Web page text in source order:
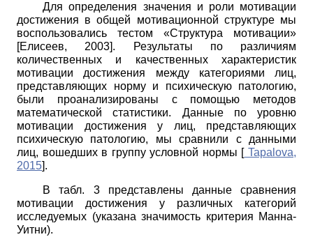
Для определения значения и роли мотивации
достижения в общей мотивационной структуре мы
воспользовались тестом «Структура мотивации»
[Елисеев, 2003]. Результаты по различиям
количественных и качественных характеристик
мотивации достижения между категориями лиц,
представляющих норму и психическую патологию,
были проанализированы с помощью методов
математической статистики. Данные по уровню
мотивации достижения у лиц, представляющих
психическую патологию, мы сравнили с данными
лиц, вошедших в группу условной нормы [Tapalova,
2015].
В табл. 3 представлены данные сравнения
мотивации достижения у различных категорий
исследуемых (указана значимость критерия Манна-
Уитни).